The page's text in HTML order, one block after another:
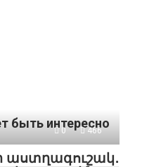
быть интересно
0 466
աստղագուշակ․